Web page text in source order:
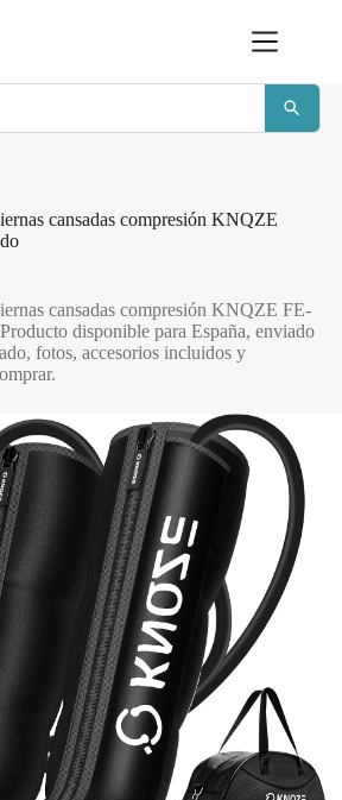
cansadas compresión KNQZE
cansadas compresión KNQZE FE-
disponible para España, enviado
fotos, accesorios incluidos y